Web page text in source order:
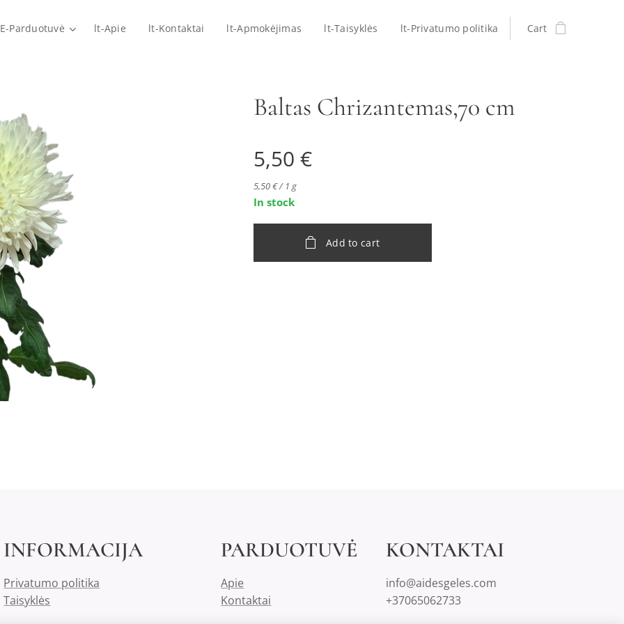
Parduotuvė lt-Apie lt-Kontaktai lt-Apmokėjimas lt-Taisyklės lt-Privatumo politika Cart
Baltas Chrizantemas,70 cm
5,50 €
5,50 € / 1 g
In stock
Add to cart
INFORMACIJA
Privatumo politika
Taisyklės
PARDUOTUVĖ
Apie
Kontaktai
KONTAKTAI
info@aidesgeles.com
+37065062733